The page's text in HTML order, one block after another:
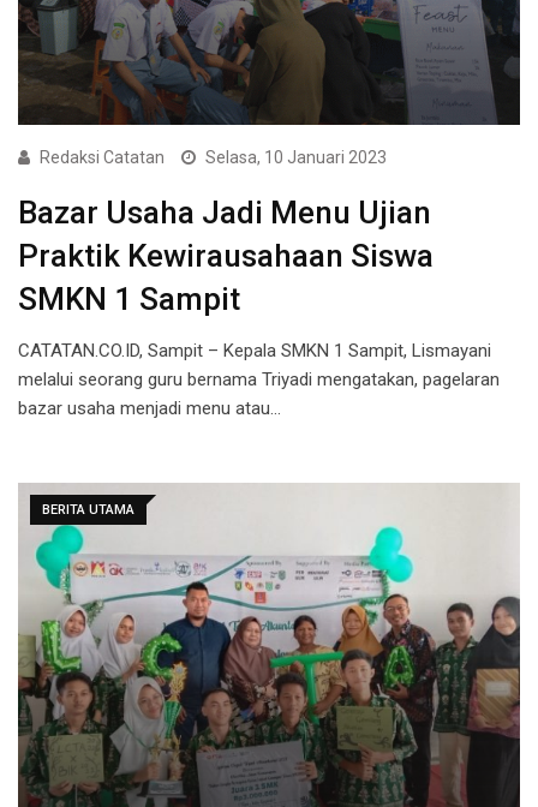
Redaksi Catatan Selasa, 10 Januari 2023
Bazar Usaha Jadi Menu Ujian
Praktik Kewirausahaan Siswa
SMKN 1 Sampit
CATATAN.CO.ID, Sampit – Kepala SMKN 1 Sampit, Lismayani
melalui seorang guru bernama Triyadi mengatakan, pagelaran
bazar usaha menjadi menu atau…
BERITA UTAMA